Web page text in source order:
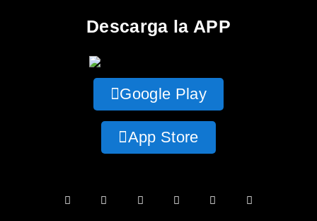
Descarga la APP
Google Play
App Store